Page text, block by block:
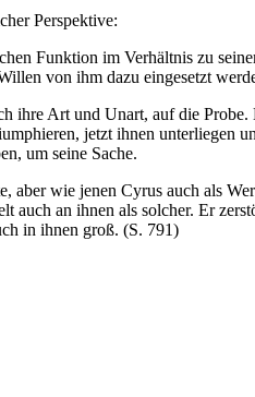
Perspektive:
Funktion im Verhältnis zu
von ihm dazu eingesetzt
ihre Art und Unart, auf die
jetzt ihnen unterliegen
um seine Sache.
aber wie jenen Cyrus auch als
auch an ihnen als solcher. Er
in ihnen groß. (S. 791)